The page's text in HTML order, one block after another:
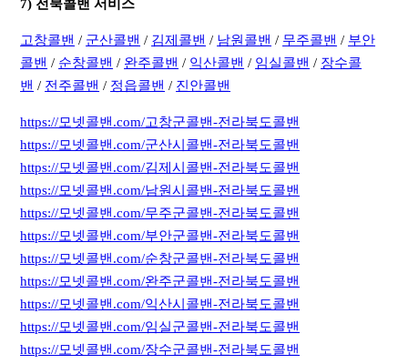
7) 전북콜밴 서비스
고창콜밴 / 군산콜밴 / 김제콜밴 / 남원콜밴 / 무주콜밴 / 부안
콜밴 / 순창콜밴 / 완주콜밴 / 익산콜밴 / 임실콜밴 / 장수콜
밴 / 전주콜밴 / 정읍콜밴 / 진안콜밴
https://모넷콜밴.com/고창군콜밴-전라북도콜밴
https://모넷콜밴.com/군산시콜밴-전라북도콜밴
https://모넷콜밴.com/김제시콜밴-전라북도콜밴
https://모넷콜밴.com/남원시콜밴-전라북도콜밴
https://모넷콜밴.com/무주군콜밴-전라북도콜밴
https://모넷콜밴.com/부안군콜밴-전라북도콜밴
https://모넷콜밴.com/순창군콜밴-전라북도콜밴
https://모넷콜밴.com/완주군콜밴-전라북도콜밴
https://모넷콜밴.com/익산시콜밴-전라북도콜밴
https://모넷콜밴.com/임실군콜밴-전라북도콜밴
https://모넷콜밴.com/장수군콜밴-전라북도콜밴